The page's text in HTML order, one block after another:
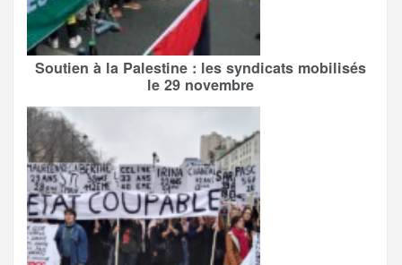
Soutien à la Palestine : les syndicats mobilisés
le 29 novembre